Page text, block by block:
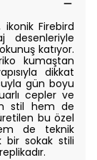
ikonik Firebird
desenleriyle
katıyor.
kumaştan
dikkat
gün boyu
cepler ve
stil hem de
üretilen bu özel
de teknik
bir sokak stili